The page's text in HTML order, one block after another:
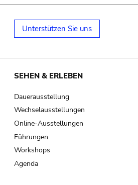
Unterstützen Sie uns
SEHEN & ERLEBEN
Dauerausstellung
Wechselausstellungen
Online-Ausstellungen
Führungen
Workshops
Agenda